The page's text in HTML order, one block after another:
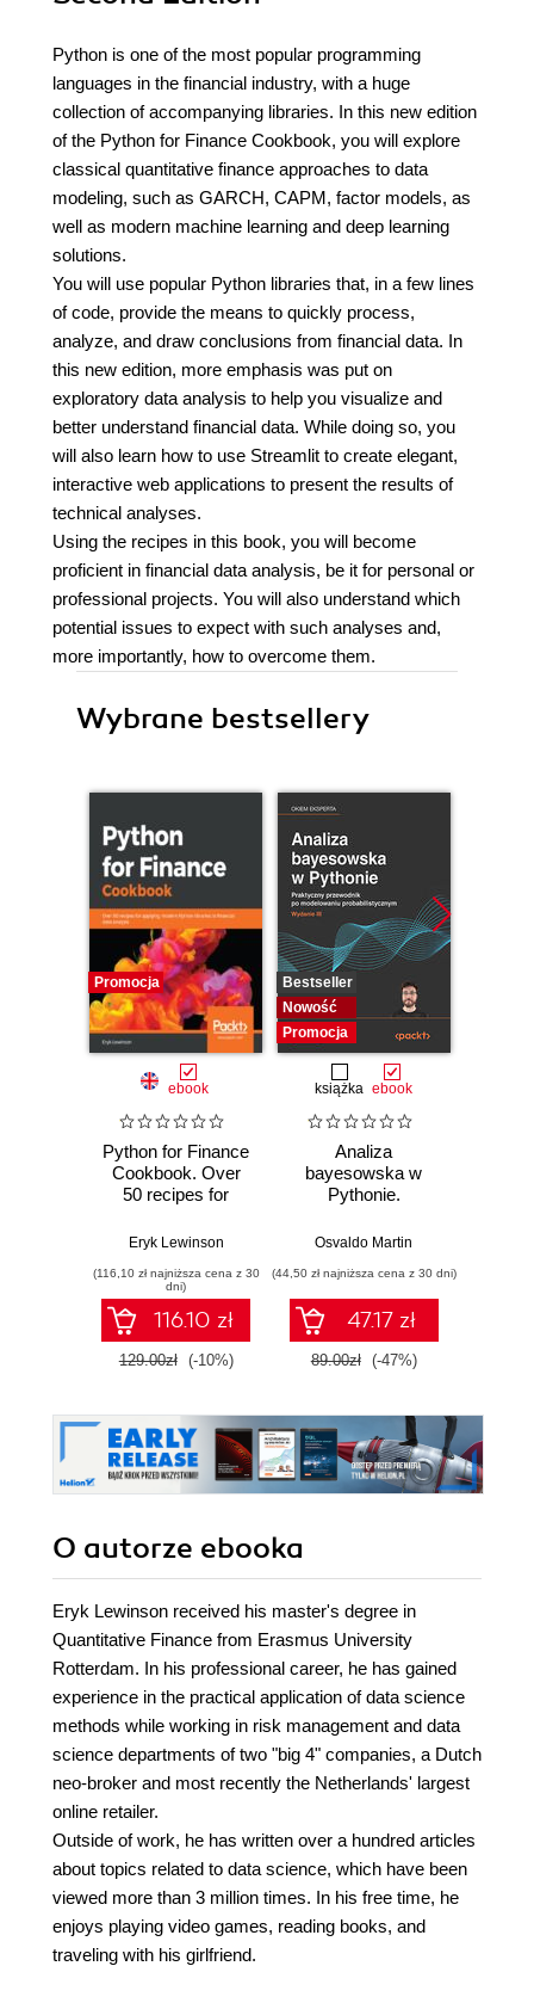
Python is one of the most popular programming
languages in the financial industry, with a huge
collection of accompanying libraries. In this new edition
of the Python for Finance Cookbook, you will explore
classical quantitative finance approaches to data
modeling, such as GARCH, CAPM, factor models, as
well as modern machine learning and deep learning
solutions.
You will use popular Python libraries that, in a few lines
of code, provide the means to quickly process,
analyze, and draw conclusions from financial data. In
this new edition, more emphasis was put on
exploratory data analysis to help you visualize and
better understand financial data. While doing so, you
will also learn how to use Streamlit to create elegant,
interactive web applications to present the results of
technical analyses.
Using the recipes in this book, you will become
proficient in financial data analysis, be it for personal or
professional projects. You will also understand which
potential issues to expect with such analyses and,
more importantly, how to overcome them.
Wybrane bestsellery
Promocja
ebook
Python for Finance
Cookbook. Over
50 recipes for
Python libraries to
analysis
Eryk Lewinson
(116,10 zł najniższa cena z 30
dni)
116.10 zł
129.00zł (-10%)
Bestseller
Nowość
Promocja
książka ebook
Analiza
bayesowska w
Pythonie.
przewodnik po
probabilistycznym.
Wydanie III
Osvaldo Martin
(44,50 zł najniższa cena z 30 dni)
47.17 zł
89.00zł (-47%)
O autorze ebooka
Eryk Lewinson received his master's degree in
Quantitative Finance from Erasmus University
Rotterdam. In his professional career, he has gained
experience in the practical application of data science
methods while working in risk management and data
science departments of two "big 4" companies, a Dutch
neo-broker and most recently the Netherlands' largest
online retailer.
Outside of work, he has written over a hundred articles
about topics related to data science, which have been
viewed more than 3 million times. In his free time, he
enjoys playing video games, reading books, and
traveling with his girlfriend.